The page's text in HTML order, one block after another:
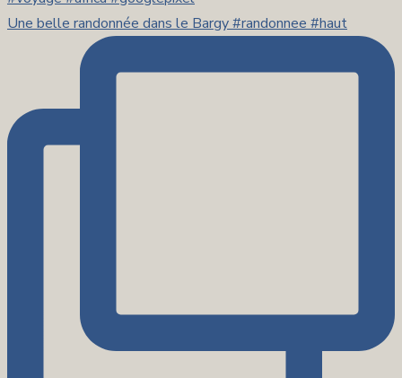
Une belle randonnée dans le Bargy #randonnee #haut